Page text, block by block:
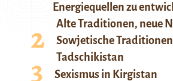
Energiequellen zu
Alte Traditionen, neue
Sowjetische
Tadschikistan
Sexismus in Kirgistan